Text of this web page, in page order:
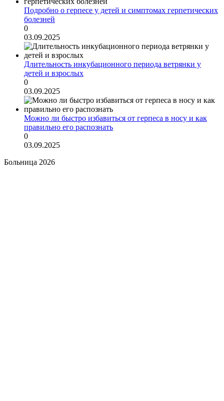
Подробно о герпесе у детей и симптомах герпетических
болезней
0
03.09.2025
Длительность инкубационного периода ветрянки у
детей и взрослых
0
03.09.2025
Можно ли быстро избавиться от герпеса в носу и как
правильно его распознать
0
03.09.2025
Больница 2026